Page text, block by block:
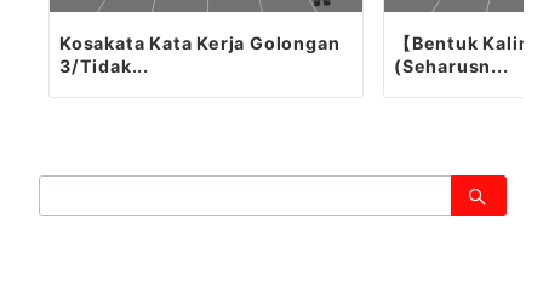
Kosakata Kata Kerja Golongan
3/Tidak...
【Bentuk
(Seharusn...
索：